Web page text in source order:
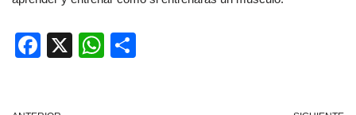
F
X
W